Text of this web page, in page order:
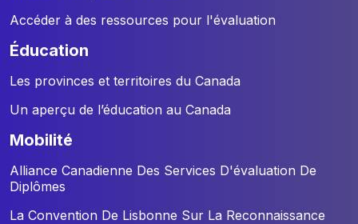
Accéder à des ressources pour l'évaluation
éducation
Les provinces et territoires du Canada
Un aperçu de l’éducation au Canada
mobilité
Alliance Canadienne Des Services D'évaluation De
Diplômes
La Convention De Lisbonne Sur La Reconnaissance